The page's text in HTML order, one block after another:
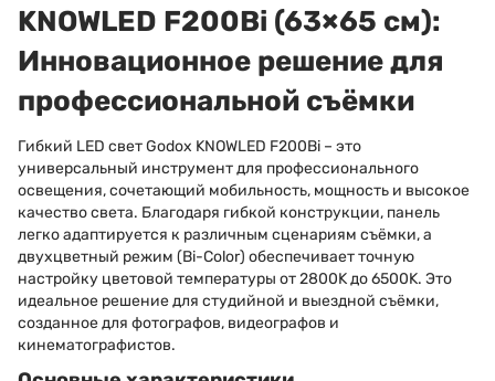
KNOWLED F200Bi (63×65 см):
Инновационное решение для
профессиональной съёмки
Гибкий LED свет Godox KNOWLED F200Bi – это
универсальный инструмент для профессионального
освещения, сочетающий мобильность, мощность и высокое
качество света. Благодаря гибкой конструкции, панель
легко адаптируется к различным сценариям съёмки, а
двухцветный режим (Bi-Color) обеспечивает точную
настройку цветовой температуры от 2800K до 6500K. Это
идеальное решение для студийной и выездной съёмки,
созданное для фотографов, видеографов и
кинематографистов.